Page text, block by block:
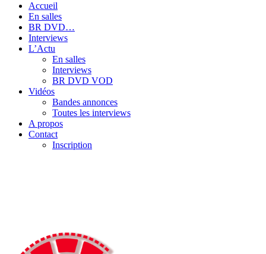
Accueil
En salles
BR DVD…
Interviews
L’Actu
En salles
Interviews
BR DVD VOD
Vidéos
Bandes annonces
Toutes les interviews
A propos
Contact
Inscription